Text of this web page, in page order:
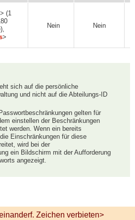
(1
>
Nein Nein
sich auf die persönliche
und nicht auf die Abteilungs-ID
gelten für
einstellen der Beschränkungen
werden. Wenn ein bereits
Einschränkungen für diese
wird bei der
ein Bildschirm mit der Aufforderung
angezeigt.
Zeichen verbieten>